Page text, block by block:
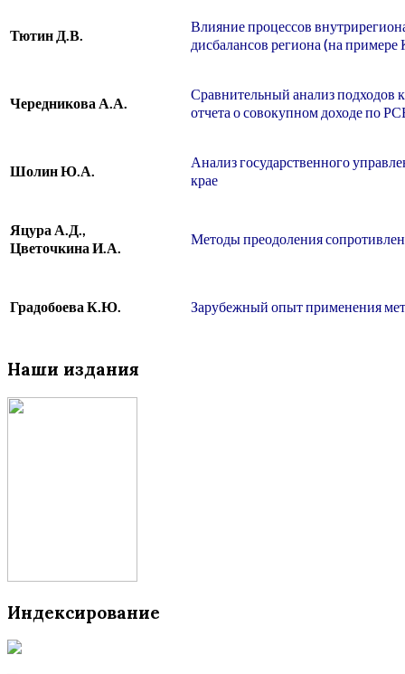
Тютин Д.В.
Влияние процессов
дисбалансов региона (на
Чередникова А.А.
Сравнительный анализ подходов
отчета о совокупном доходе по
Шолин Ю.А.
Анализ государственного
крае
Яцура А.Д.,
Цветочкина И.А.
Методы преодоления
Градобоева К.Ю. Зарубежный опыт применения
Наши издания
Индексирование